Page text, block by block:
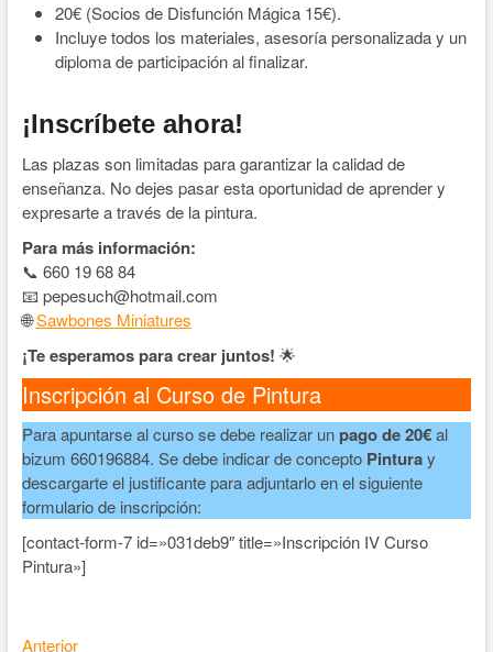
20€ (Socios de Disfunción Mágica 15€).
Incluye todos los materiales, asesoría personalizada y un
diploma de participación al finalizar.
¡Inscríbete ahora!
Las plazas son limitadas para garantizar la calidad de
enseñanza. No dejes pasar esta oportunidad de aprender y
expresarte a través de la pintura.
Para más información:
📞 660 19 68 84
📧 pepesuch@hotmail.com
🌐Sawbones Miniatures
¡Te esperamos para crear juntos! 🌟
Inscripción al Curso de Pintura
Para apuntarse al curso se debe realizar unpago de 20€al
bizum 660196884. Se debe indicar de concepto Pinturay
descargarte el justificante para adjuntarlo en el siguiente
formulario de inscripción:
[contact-form-7 id=»031deb9″ title=»Inscripción IV Curso
Pintura»]
Anterior